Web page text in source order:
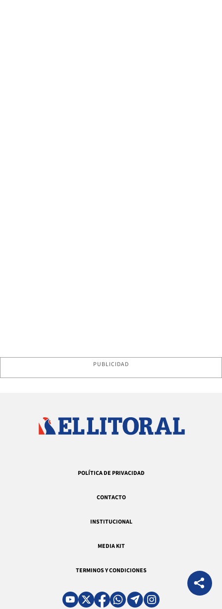
PUBLICIDAD
POLÍTICA DE PRIVACIDAD
CONTACTO
INSTITUCIONAL
MEDIA KIT
TERMINOS Y CONDICIONES